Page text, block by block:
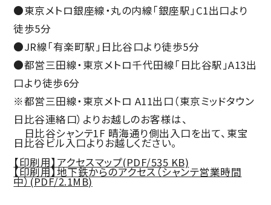
●東京メトロ銀座線・丸の内線「銀座駅」C1出口より
徒歩5分
●JR線「有楽町駅」日比谷口より徒歩5分
●都営三田線・東京メトロ千代田線「日比谷駅」A13出
口より徒歩6分
※都営三田線・東京メトロ A11出口（東京ミッドタウン
日比谷連絡口）よりお越しのお客様は、
日比谷シャンテ1F 晴海通り側出入口を出て、東宝
日比谷ビル入口よりお越しください。
【印刷用】アクセスマップ(PDF/535 KB)
【印刷用】地下鉄からのアクセス（シャンテ営業時間
中）(PDF/2.1MB)